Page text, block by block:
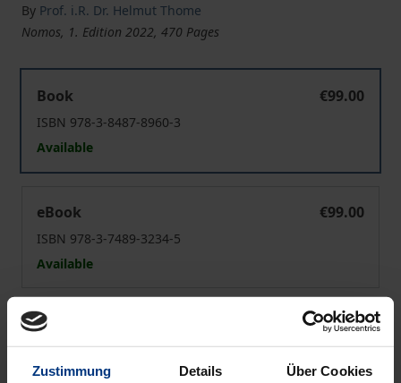
Zustimmung Details Über Cookies
By Prof. i.R. Dr. Helmut Thome
Nomos, 1. Edition 2022, 470 Pages
Book
€99.00
ISBN 978-3-8487-8960-3
Available
eBook
€99.00
ISBN 978-3-7489-3234-5
Available
Prices include VAT. Depending on the delivery address, VAT
may vary at checkout.